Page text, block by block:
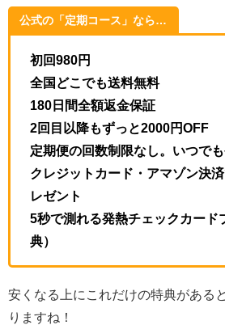
公式の「定期コース」なら…
初回980円
全国どこでも送料無料
180日間全額返金保証
2回目以降もずっと2000円OFF
定期便の回数制限なし。いつでも
クレジットカード・アマゾン決
レゼント
5秒で測れる発熱チェックカード
典）
安くなる上にこれだけの特典がある
りますね！